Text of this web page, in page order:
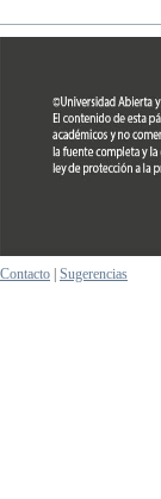
Contacto Sugerencias